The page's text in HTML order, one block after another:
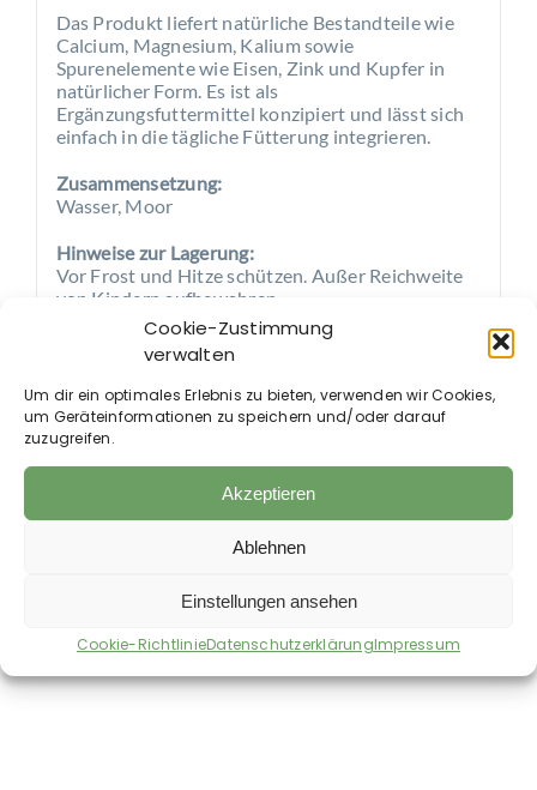
Cookie-Zustimmung
verwalten
Um dir ein optimales Erlebnis zu bieten, verwenden wir Cookies,
um Geräteinformationen zu speichern und/oder darauf
zuzugreifen.
Akzeptieren
Ablehnen
Einstellungen ansehen
Cookie-RichtlinieDatenschutzerklärungImpressum
Das Produkt liefert natürliche Bestandteile wie
Calcium, Magnesium, Kalium sowie
Spurenelemente wie Eisen, Zink und Kupfer in
natürlicher Form. Es ist als
Ergänzungsfuttermittel konzipiert und lässt sich
einfach in die tägliche Fütterung integrieren.
Zusammensetzung:
Wasser, Moor
Hinweise zur Lagerung:
Vor Frost und Hitze schützen. Außer Reichweite
von Kindern aufbewahren.
Anwendungsempfehlung:
Hunde & Katzen:1 ml pro kg Körpergewicht
täglich
Pferde:
8–12 Wochenempfohlen. Einfach ins
Trinkwasser oder Futter mischen.
Auch im Shop erhältlich: